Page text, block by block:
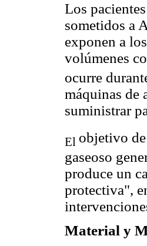
Los
sometidos a
exponen a
volúmenes
ocurre
máquinas de
suministrar
El objetivo
gaseoso
produce un
protectiva",
Material y